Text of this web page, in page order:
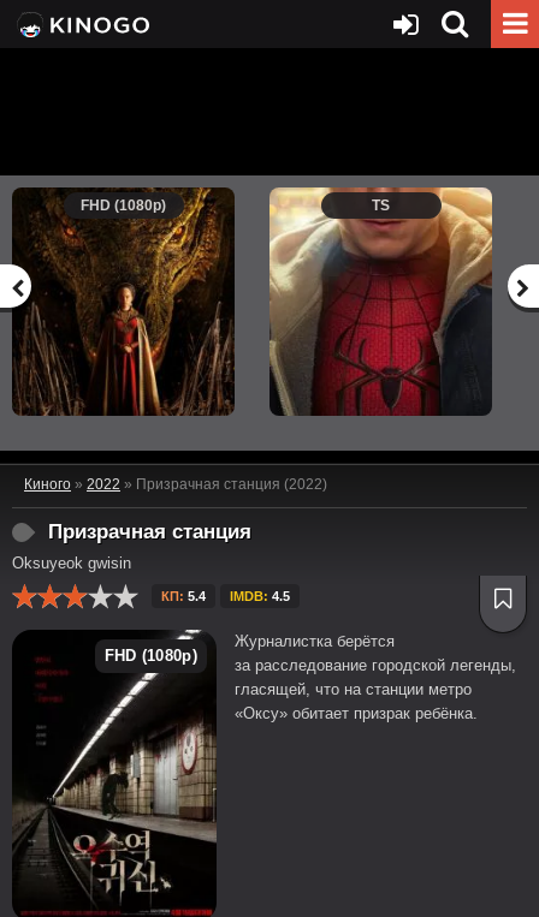
FHD (1080p) TS
Киного » 2022 » Призрачная станция (2022)
Призрачная станция
Oksuyeok gwisin
КП: 5.4 IMDB: 4.5
FHD (1080p)
Журналистка берётся
за расследование городской легенды,
гласящей, что на станции метро
«Оксу» обитает призрак ребёнка.